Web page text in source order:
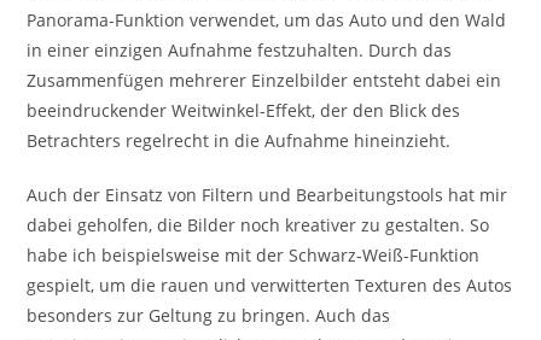
Panorama-Funktion verwendet, um das Auto und den Wald
in einer einzigen Aufnahme festzuhalten. Durch das
Zusammenfügen mehrerer Einzelbilder entsteht dabei ein
beeindruckender Weitwinkel-Effekt, der den Blick des
Betrachters regelrecht in die Aufnahme hineinzieht.
Auch der Einsatz von Filtern und Bearbeitungstools hat mir
dabei geholfen, die Bilder noch kreativer zu gestalten. So
habe ich beispielsweise mit der Schwarz-Weiß-Funktion
gespielt, um die rauen und verwitterten Texturen des Autos
besonders zur Geltung zu bringen. Auch das